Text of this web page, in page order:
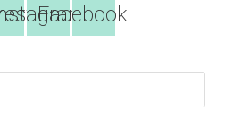
Facebook